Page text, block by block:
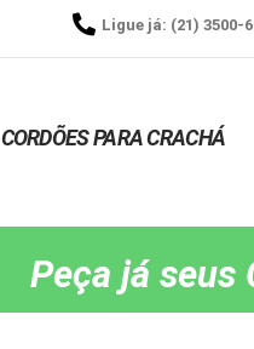
Ligue já: (21) 3500-
CORDÕES PARA CRACHÁ
Peça já seus